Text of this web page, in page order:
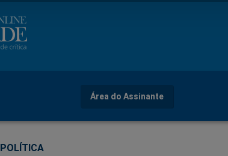
Área do Assinante
POLÍTICA